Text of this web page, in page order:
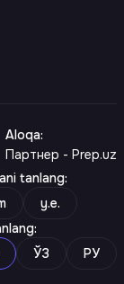
Aloqa:
Партнер - Prep.uz
tanlang:
y.e.
:
ЎЗ РУ